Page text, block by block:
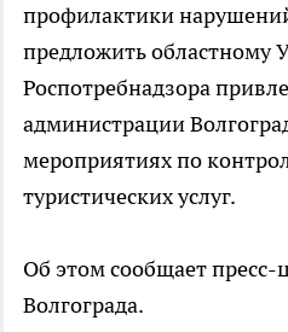
профилактики
предложить областному
Роспотребнадзора
администрации
мероприятиях по
туристических услуг.
Об этом сообщает
Волгограда.